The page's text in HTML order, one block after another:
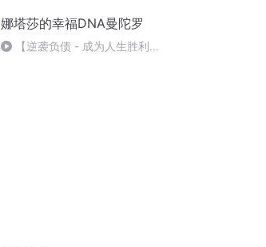
娜塔莎的幸福DNA曼陀罗
【逆袭负债 - 成为人生胜利